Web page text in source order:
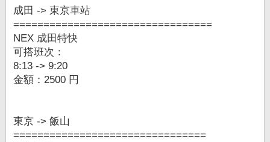
成田 -> 東京車站
=================================
NEX 成田特快
可搭班次：
8:13 -> 9:20
金額：2500 円
東京 -> 飯山
================================